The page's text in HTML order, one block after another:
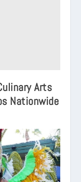
Arts
Nationwide